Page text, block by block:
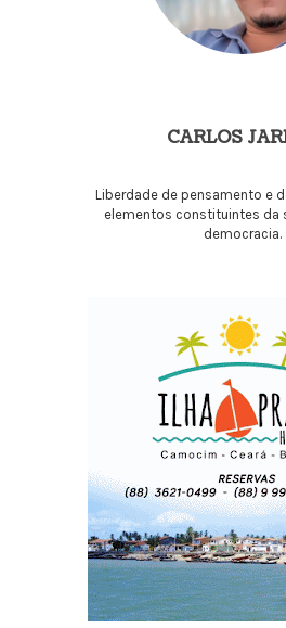
CARLOS
Liberdade de pensamento e
elementos constituintes da
democracia.